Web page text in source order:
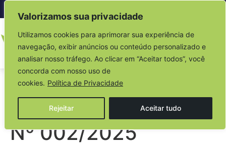
Valorizamos sua privacidade
Utilizamos cookies para aprimorar sua experiência de
navegação, exibir anúncios ou conteúdo personalizado e
analisar nosso tráfego. Ao clicar em “Aceitar todos”, você
concorda com nosso uso de
cookies. Política de Privacidade
Rejeitar Aceitar tudo
EDITAL DE
CREDENCIAMENTO
Nº 002/2025